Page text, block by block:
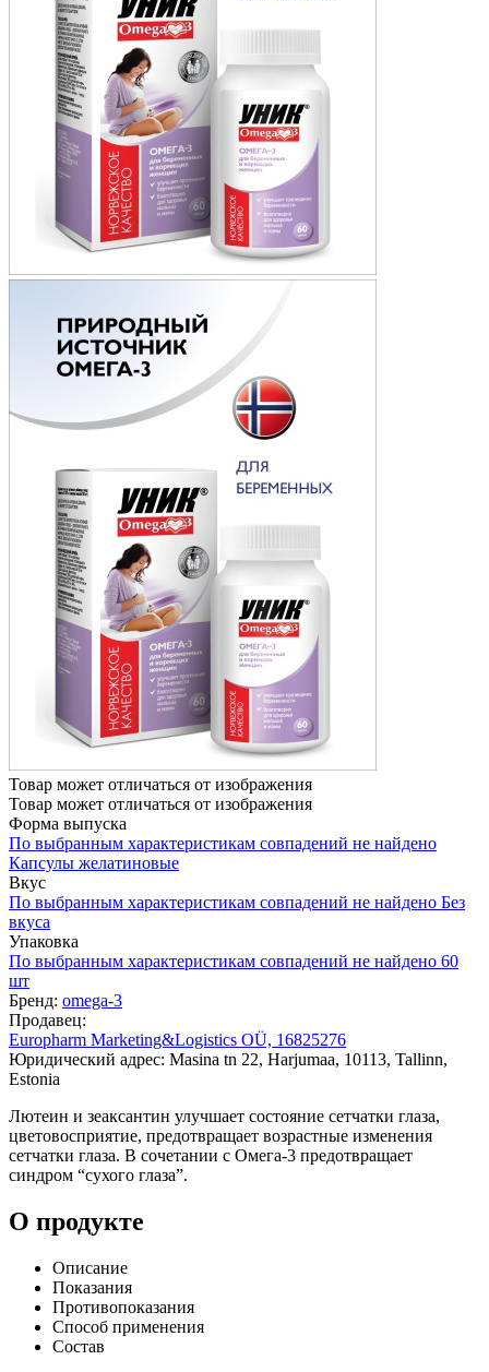
Товар может отличаться от изображения
Товар может отличаться от изображения
Форма выпуска
По выбранным характеристикам совпадений не найдено
Капсулы желатиновые
Вкус
По выбранным характеристикам совпадений не найдено Без
вкуса
Упаковка
По выбранным характеристикам совпадений не найдено 60
шт
Бренд: omega-3
Продавец:
Europharm Marketing&Logistics OÜ, 16825276
Юридический адрес: Masina tn 22, Harjumaa, 10113, Tallinn,
Estonia
Лютеин и зеаксантин улучшает состояние сетчатки глаза,
цветовосприятие, предотвращает возрастные изменения
сетчатки глаза. В сочетании с Омега-3 предотвращает
синдром “сухого глаза”.
О продукте
Описание
Показания
Противопоказания
Способ применения
Состав